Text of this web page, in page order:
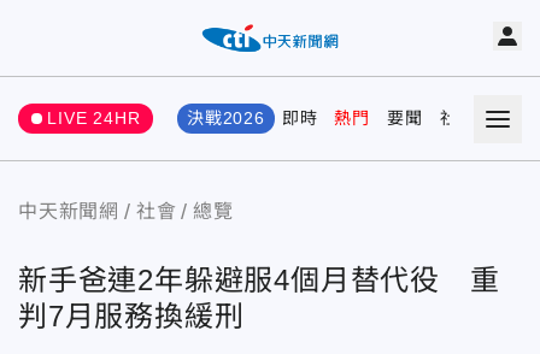
LIVE 24HR 決戰2026 即時 熱門 要聞 社會 娛樂
中天新聞網 社會 總覽
新手爸連2年躲避服4個月替代役 重
判7月服務換緩刑